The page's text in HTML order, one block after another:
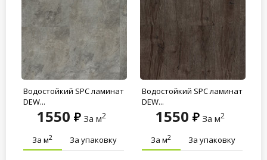
Водостойкий SPC ламинат
DEW...
1550 За м2
За м2 За упаковку
Водостойкий SPC ламинат
DEW...
1550 За м2
За м2 За упаковку